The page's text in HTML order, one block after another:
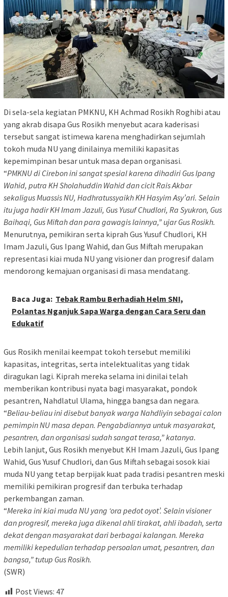
Di sela-sela kegiatan PMKNU, KH Achmad Rosikh Roghibi atau
yang akrab disapa Gus Rosikh menyebut acara kaderisasi
tersebut sangat istimewa karena menghadirkan sejumlah
tokoh muda NU yang dinilainya memiliki kapasitas
kepemimpinan besar untuk masa depan organisasi.
“PMKNU di Cirebon ini sangat spesial karena dihadiri Gus Ipang
Wahid, putra KH Sholahuddin Wahid dan cicit Rais Akbar
sekaligus Muassis NU, Hadhratussyaikh KH Hasyim Asy’ari. Selain
itu juga hadir KH Imam Jazuli, Gus Yusuf Chudlori, Ra Syukron, Gus
Baihaqi, Gus Miftah dan para gawagis lainnya,” ujar Gus Rosikh.
Menurutnya, pemikiran serta kiprah Gus Yusuf Chudlori, KH
Imam Jazuli, Gus Ipang Wahid, dan Gus Miftah merupakan
representasi kiai muda NU yang visioner dan progresif dalam
mendorong kemajuan organisasi di masa mendatang.
Baca Juga: Tebak Rambu Berhadiah Helm SNI,
Polantas Nganjuk Sapa Warga dengan Cara Seru dan
Edukatif
Gus Rosikh menilai keempat tokoh tersebut memiliki
kapasitas, integritas, serta intelektualitas yang tidak
diragukan lagi. Kiprah mereka selama ini dinilai telah
memberikan kontribusi nyata bagi masyarakat, pondok
pesantren, Nahdlatul Ulama, hingga bangsa dan negara.
“Beliau-beliau ini disebut banyak warga Nahdliyin sebagai calon
pemimpin NU masa depan. Pengabdiannya untuk masyarakat,
pesantren, dan organisasi sudah sangat terasa,” katanya.
Lebih lanjut, Gus Rosikh menyebut KH Imam Jazuli, Gus Ipang
Wahid, Gus Yusuf Chudlori, dan Gus Miftah sebagai sosok kiai
muda NU yang tetap berpijak kuat pada tradisi pesantren meski
memiliki pemikiran progresif dan terbuka terhadap
perkembangan zaman.
“Mereka ini kiai muda NU yang ‘ora pedot oyot’. Selain visioner
dan progresif, mereka juga dikenal ahli tirakat, ahli ibadah, serta
dekat dengan masyarakat dari berbagai kalangan. Mereka
memiliki kepedulian terhadap persoalan umat, pesantren, dan
bangsa,” tutup Gus Rosikh.
(SWR)
Post Views: 47